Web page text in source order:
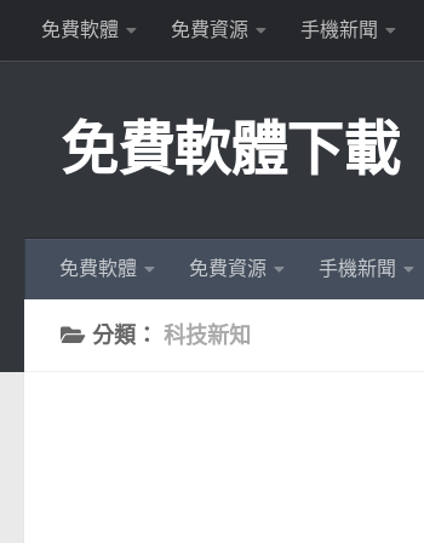
Skip to content
免費軟體 免費資源 手機新聞
免費軟體下載
免費軟體 免費資源 手機新聞
分類： 科技新知